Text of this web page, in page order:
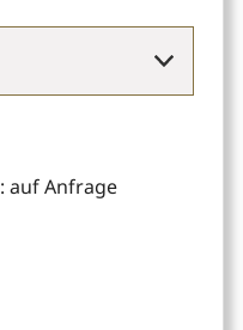
auf Anfrage